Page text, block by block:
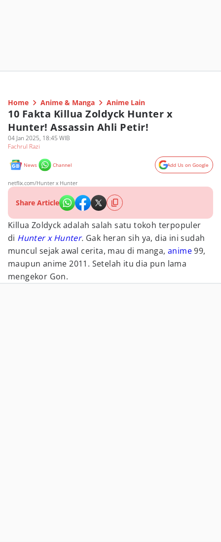
Home Anime & Manga Anime Lain
10 Fakta Killua Zoldyck Hunter x
Hunter! Assassin Ahli Petir!
04 Jan 2025, 18:45 WIB
Fachrul Razi
News Channel Add Us on Google
netflix.com/Hunter x Hunter
Share Article
Killua Zoldyck adalah salah satu tokoh terpopuler
di Hunter x Hunter. Gak heran sih ya, dia ini sudah
muncul sejak awal cerita, mau di manga, anime99,
maupun anime 2011. Setelah itu dia pun lama
mengekor Gon.